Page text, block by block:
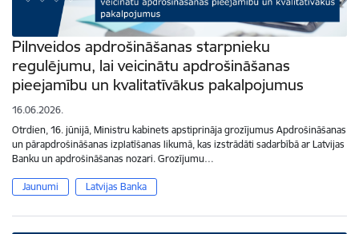
Pilnveidos apdrošināšanas starpnieku
regulējumu, lai veicinātu apdrošināšanas
pieejamību un kvalitatīvākus pakalpojumus
16.06.2026.
Otrdien, 16. jūnijā, Ministru kabinets apstiprināja grozījumus Apdrošināšanas
un pārapdrošināšanas izplatīšanas likumā, kas izstrādāti sadarbībā ar Latvijas
Banku un apdrošināšanas nozari. Grozījumu…
Jaunumi Latvijas Banka